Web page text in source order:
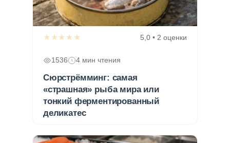
★★★★★ 5,0 • 2 оценки
1536 4 мин чтения
Сюрстрёмминг: самая
«страшная» рыба мира или
тонкий ферментированный
деликатес